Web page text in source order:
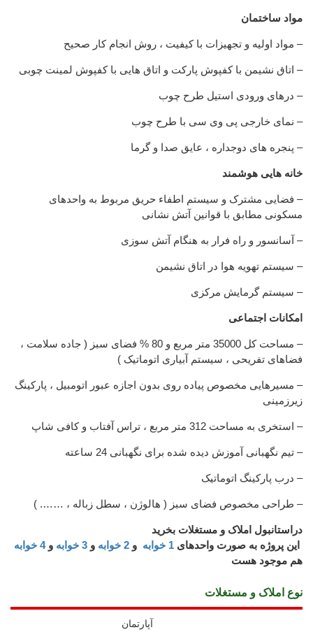
مواد ساختمان
– مواد اولیه و تجهیزات با کیفیت ، روش انجام کار صحیح
– اتاق نشیمن با کفپوش پارکت و اتاق هایی با کفپوش لمینت چوبی
– درهای ورودی استیل طرح چوب
– نمای خارجی پی وی سی با طرح چوب
– پنجره های دوجداره ، عایق صدا و گرما
خانه هایی هوشمند
– فضایی مشترک و سیستم اطفاء حریق مربوط به واحدهای
مسکونی مطابق با قوانین آتش نشانی
– آسانسور و راه فرار به هنگام آتش سوزی
– سیستم تهویه هوا در اتاق نشیمن
– سیستم گرمایش مرکزی
امکانات اجتماعی
– مساحت کل 35000 متر مربع و 80 % فضای سبز ( جاده سلامت ،
فضاهای تفریحی ، سیستم آبیاری اتوماتیک )
– مسیرهایی مخصوص پیاده روی بدون اجازه عبور اتومبیل ، پارکینگ
زیرزمینی
– استخری به مساحت 312 متر مربع ، تراس آفتاب و کافی شاپ
– تیم نگهبانی آموزش دیده شده برای نگهبانی 24 ساعته
– درب پارکینگ اتوماتیک
– طراحی مخصوص فضای سبز ( هالوژن ، سطل زباله ، ……. )
دراستانبول املاک و مستغلات بخرید
این پروژه به صورت واحدهای 1 خوابه و و و 4 خوابه
هم موجود هست
نوع املاک و مستغلات
آپارتمان